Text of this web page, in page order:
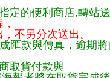
定的便利商店,轉站
不另分次送出。
匯款與傳真，逾期
取貨付款與